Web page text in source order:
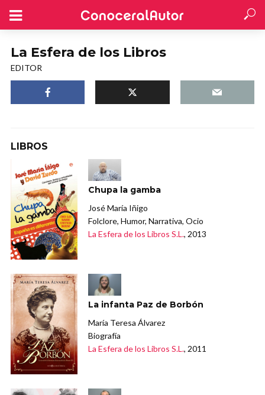
La Esfera de los Libros
EDITOR
LIBROS
Chupa la gamba
José María Iñigo
Folclore, Humor, Narrativa, Ocio
La Esfera de los Libros S.L., 2013
La infanta Paz de Borbón
María Teresa Álvarez
Biografía
La Esfera de los Libros S.L., 2011